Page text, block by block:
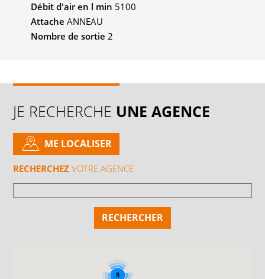
Débit d'air en l min 5100
Attache ANNEAU
Nombre de sortie 2
JE RECHERCHE UNE AGENCE
RECHERCHEZ VOTRE AGENCE
ME LOCALISER
8